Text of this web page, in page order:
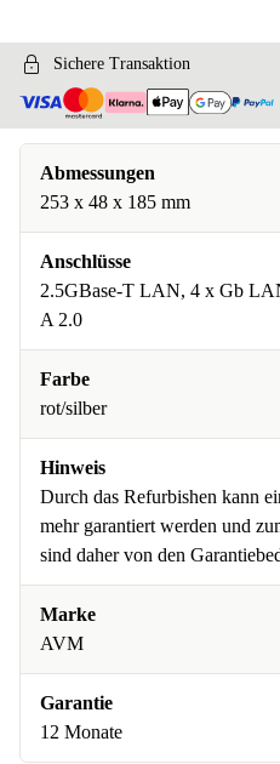
Sichere Transaktion
Abmessungen
253 x 48 x 185 mm
Anschlüsse
2.5GBase-T LAN, 4 x Gb
A 2.0
Farbe
rot/silber
Hinweis
Durch das Refurbishen kann
mehr garantiert werden und
sind daher von den
Marke
AVM
Garantie
12 Monate